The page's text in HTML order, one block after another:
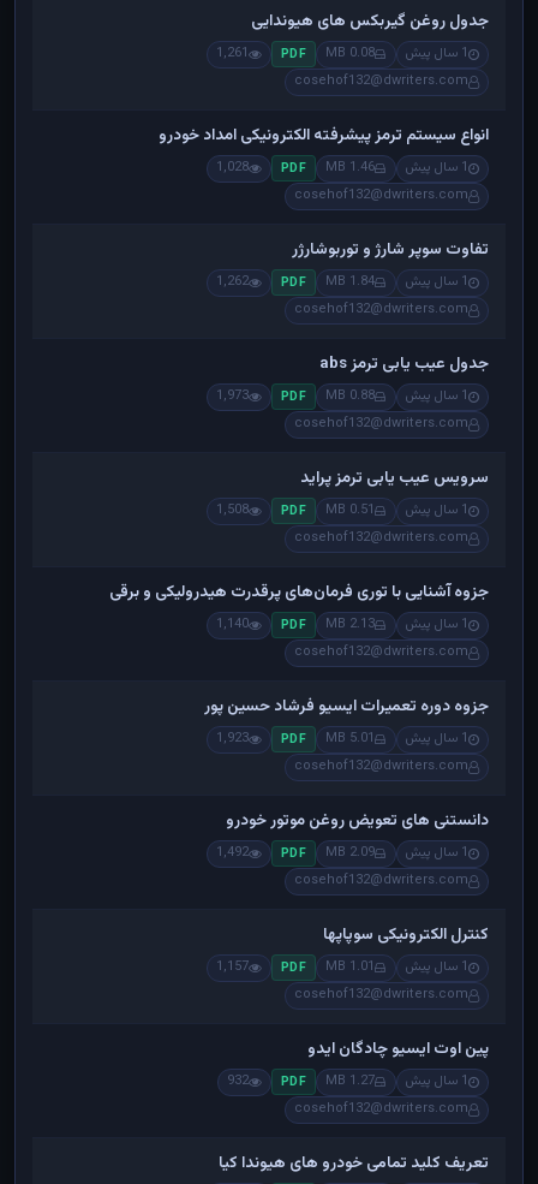
جدول روغن گیربکس های هیوندایی
1 سال پیش 0.08 MB
PDF
1,261
cosehof132@dwriters.com
انواع سیستم ترمز پیشرفته الکترونیکی امداد خودرو
1 سال پیش 1.46 MB
PDF
1,028
cosehof132@dwriters.com
تفاوت سوپر شارژ و توربوشارژر
1 سال پیش 1.84 MB
PDF
1,262
cosehof132@dwriters.com
جدول عیب یابی ترمز abs
1 سال پیش 0.88 MB
PDF
1,973
cosehof132@dwriters.com
سرویس عیب یابی ترمز پراید
1 سال پیش 0.51 MB
PDF
1,508
cosehof132@dwriters.com
جزوه آشنایی با توری فرمان‌های پرقدرت هیدرولیکی و برقی
1 سال پیش 2.13 MB
PDF
1,140
cosehof132@dwriters.com
جزوه دوره تعمیرات ایسیو فرشاد حسین پور
1 سال پیش 5.01 MB
PDF
1,923
cosehof132@dwriters.com
دانستنی های تعویض روغن موتور خودرو
1 سال پیش 2.09 MB
PDF
1,492
cosehof132@dwriters.com
کنترل الکترونیکی سوپاپها
1 سال پیش 1.01 MB
PDF
1,157
cosehof132@dwriters.com
پین اوت ایسیو چادگان ایدو
1 سال پیش 1.27 MB
PDF
932
cosehof132@dwriters.com
تعریف کلید تمامی خودرو های هیوندا کیا